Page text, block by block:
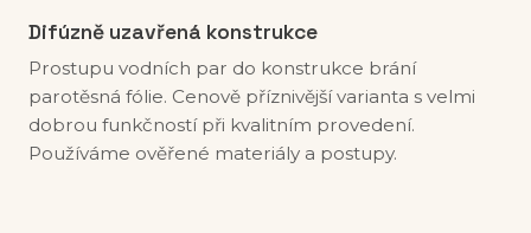
Difúzně uzavřená konstrukce
Prostupu vodních par do konstrukce brání
parotěsná fólie. Cenově příznivější varianta s velmi
dobrou funkčností při kvalitním provedení.
Používáme ověřené materiály a postupy.